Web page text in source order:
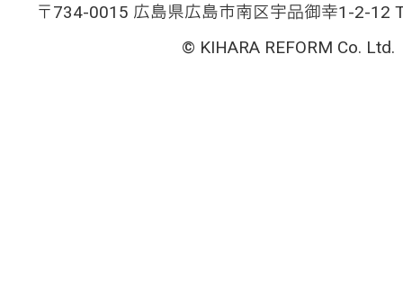
〒734-0015 広島県広島市南区宇品御幸1-2-12
© KIHARA REFORM Co. Ltd.